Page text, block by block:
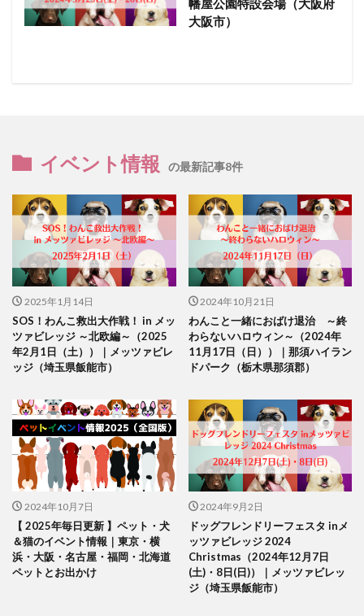
幡屋公園特設会場（大阪府
大阪市）
イベント情報 の最新記事8件
2025年1月14日
SOS！わんこ救出大作戦！ in メッ
ツァビレッジ ～北欧編～（2025
年2月1日（土））｜メッツァビレ
ッジ（埼玉県飯能市）
2024年10月21日
わんこと一緒におばけ退治 ～終
わらないハロウィン～（2024年
11月17日（日））｜那須ハイラン
ドパーク（栃木県那須郡）
2024年10月7日
【 2025年毎日更新 】ペット・犬
＆猫のイベント情報｜東京・横
浜・大阪・名古屋・福岡・北海道
ペットとお出かけ
2024年9月2日
ドッグフレンドリーフェスタ inメ
ッツァビレッジ 2024
Christmas（2024年12月7日
(土)・8日(日)）｜メッツァビレッ
ジ（埼玉県飯能市）